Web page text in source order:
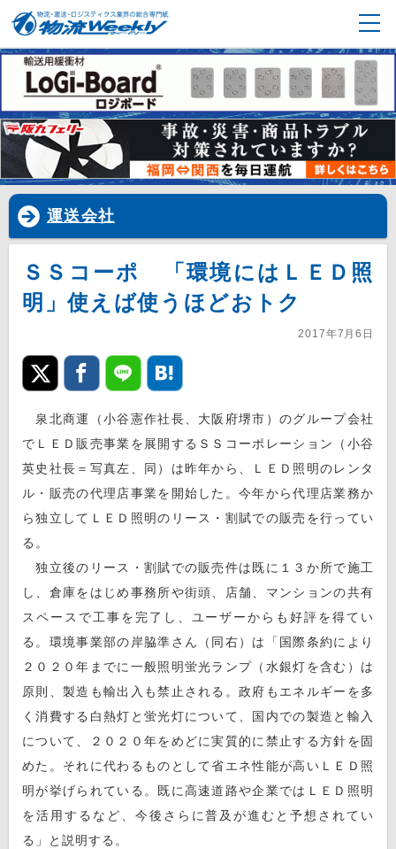
運送会社
ＳＳコーポ 「環境にはＬＥＤ照
明」使えば使うほどおトク
2017年7月6日
泉北商運（小谷憲作社長、大阪府堺市）のグループ会社
でＬＥＤ販売事業を展開するＳＳコーポレーション（小谷
英史社長＝写真左、同）は昨年から、ＬＥＤ照明のレンタ
ル・販売の代理店事業を開始した。今年から代理店業務か
ら独立してＬＥＤ照明のリース・割賦での販売を行ってい
る。
独立後のリース・割賦での販売件は既に１３か所で施工
し、倉庫をはじめ事務所や街頭、店舗、マンションの共有
スペースで工事を完了し、ユーザーからも好評を得てい
る。環境事業部の岸脇準さん（同右）は「国際条約により
２０２０年までに一般照明蛍光ランプ（水銀灯を含む）は
原則、製造も輸出入も禁止される。政府もエネルギーを多
く消費する白熱灯と蛍光灯について、国内での製造と輸入
について、２０２０年をめどに実質的に禁止する方針を固
めた。それに代わるものとして省エネ性能が高いＬＥＤ照
明が挙げられている。既に高速道路や企業ではＬＥＤ照明
を活用するなど、今後さらに普及が進むと予想されてい
る」と説明する。